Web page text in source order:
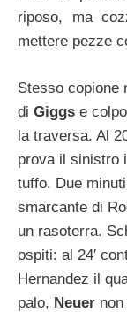
riposo, ma
mettere pezze
Stesso copione
di Giggs e
la traversa. Al
prova il sinistro
tuffo. Due
smarcante di
un rasoterra.
ospiti: al 24′
Hernandez il
palo, Neuer